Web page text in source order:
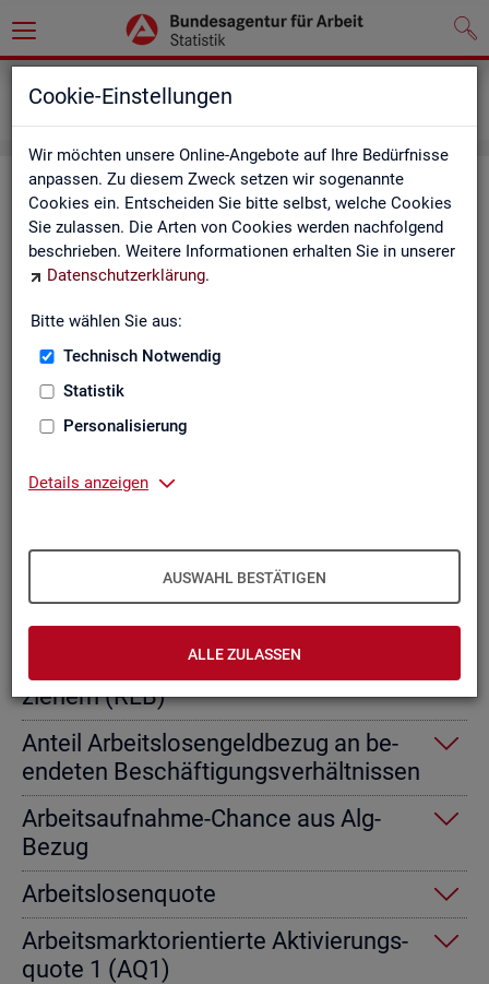
Cookie-Einstellungen
Wir möchten unsere Online-Angebote auf Ihre Bedürfnisse
anpassen. Zu diesem Zweck setzen wir sogenannte
Cookies ein. Entscheiden Sie bitte selbst, welche Cookies
Sie zulassen. Die Arten von Cookies werden nachfolgend
beschrieben. Weitere Informationen erhalten Sie in unserer
Datenschutzerklärung.
Bitte wählen Sie aus:
Technisch Notwendig
Statistik
Personalisierung
Details anzeigen
AUSWAHL BESTÄTIGEN
ALLE ZULASSEN
Kenn­zah­len­steck­brie­fe
Die Steck­brie­fe in­for­mie­ren über De­fi­ni­ti­on, Aus­sa­ge­kraft, Be­
rech­nung und Da­ten­quel­len der Kenn­zah­len, die in der Sta­tis­
tik der Bun­des­agen­tur für Ar­beit vor­kom­men.
Ab­gangs­ra­te
Ab­gangs­ra­te Ar­beits­lo­se
Ab­gangs­ra­te er­werbs­fä­hi­ge Leis­
tungs­be­rech­tig­te
Leis­tungs­be­rech­tig­te
Ab­gangs­ra­te von Ar­beits­lo­sen­geld­
emp­fän­gern
Ab­gangs­ra­te von Re­gel­leis­tungs­be­
zie­hern (RLB)
An­teil Ar­beits­lo­sen­geld­be­zug an be­
en­de­ten Be­schäf­ti­gungs­ver­hält­nis­sen
Ar­beits­auf­nah­me-Chan­ce aus Alg-
Bezug
Ar­beits­lo­sen­quo­te
Ar­beits­markt­ori­en­tier­te Ak­ti­vie­rungs­
quo­te 1 (AQ1)